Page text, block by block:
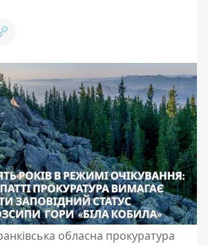
обласна прокуратура